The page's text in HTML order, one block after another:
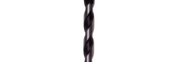
5.
6.
7.
8.